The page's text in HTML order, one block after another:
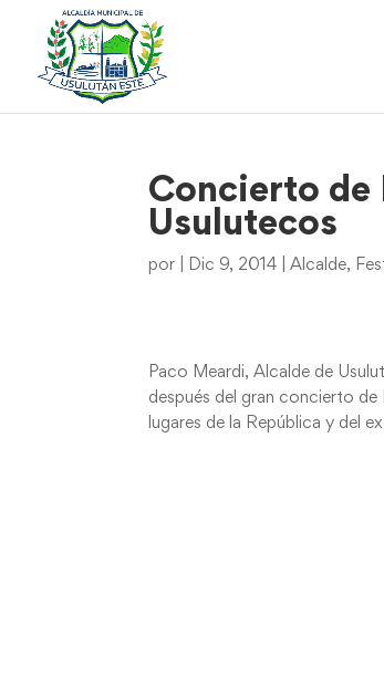
Concierto de
Usulutecos
por Dic 9, 2014 |Alcalde,
Paco Meardi, Alcalde de
después del gran concierto
lugares de la República y del